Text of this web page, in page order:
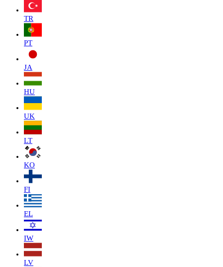
TR
PT
JA
HU
UK
LT
KO
FI
EL
IW
LV